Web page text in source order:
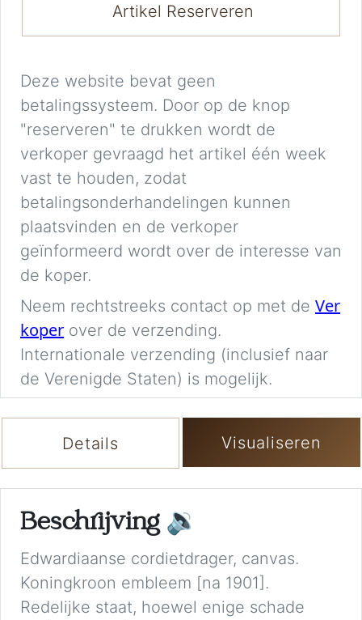
Artikel Reserveren
Deze website bevat geen
betalingssysteem. Door op de knop
"reserveren" te drukken wordt de
verkoper gevraagd het artikel één week
vast te houden, zodat
betalingsonderhandelingen kunnen
plaatsvinden en de verkoper
geïnformeerd wordt over de interesse van
de koper.
Neem rechtstreeks contact op met de Ver
koper over de verzending.
Internationale verzending (inclusief naar
de Verenigde Staten) is mogelijk.
Details Visualiseren
Beschrijving 🔉
Edwardiaanse cordietdrager, canvas.
Koningkroon embleem [na 1901].
Redelijke staat, hoewel enige schade